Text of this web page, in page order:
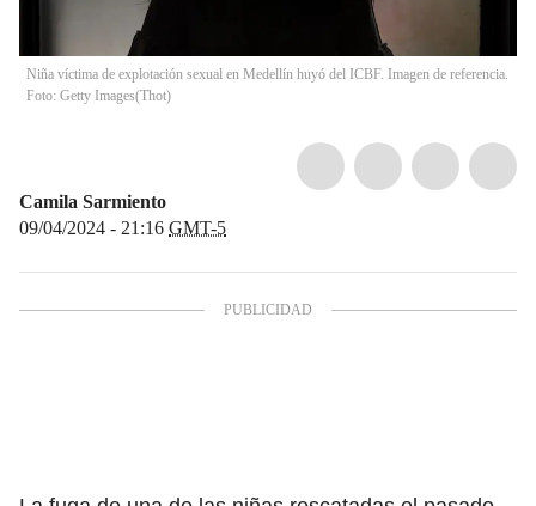
Niña víctima de explotación sexual en Medellín huyó del ICBF. Imagen de referencia.
Foto: Getty Images(Thot)
Camila Sarmiento
09/04/2024 - 21:16 GMT-5